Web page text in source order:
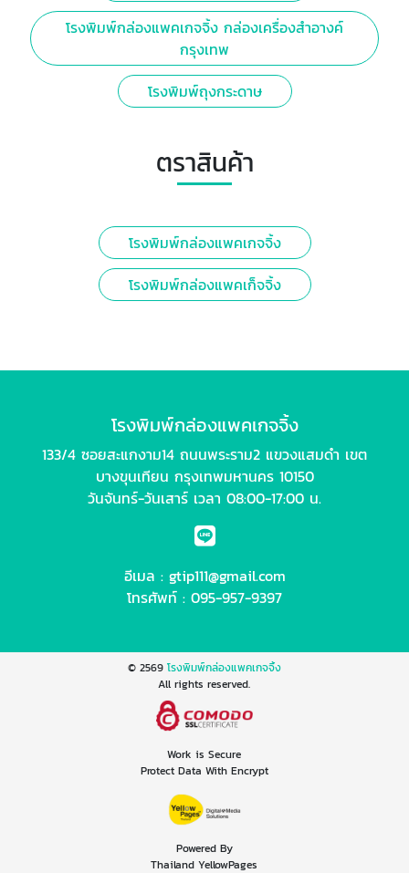
โรงพิมพ์กล่องแพคเกจจิ้ง กล่องเครื่องสำอางค์
กรุงเทพ
โรงพิมพ์ถุงกระดาษ
ตราสินค้า
โรงพิมพ์กล่องแพคเกจจิ้ง
โรงพิมพ์กล่องแพคเก็จจิ้ง
โรงพิมพ์กล่องแพคเกจจิ้ง
133/4 ซอยสะแกงาม14 ถนนพระราม2 แขวงแสมดำ เขต
บางขุนเทียน กรุงเทพมหานคร 10150
วันจันทร์-วันเสาร์ เวลา 08:00-17:00 น.
อีเมล : gtip111@gmail.com
โทรศัพท์ : 095-957-9397
© 2569 โรงพิมพ์กล่องแพคเกจจิ้ง
All rights reserved.
Work is Secure
Protect Data With Encrypt
Powered By
Thailand YellowPages